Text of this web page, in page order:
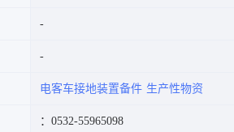
电客车接地装置备件 生产性物资
：0532-55965098